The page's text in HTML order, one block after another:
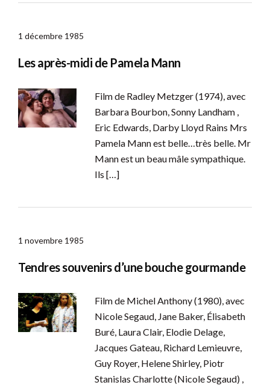
1 décembre 1985
Les après-midi de Pamela Mann
Film de Radley Metzger (1974), avec
Barbara Bourbon, Sonny Landham ,
Eric Edwards, Darby Lloyd Rains Mrs
Pamela Mann est belle…très belle. Mr
Mann est un beau mâle sympathique.
Ils […]
1 novembre 1985
Tendres souvenirs d’une bouche gourmande
Film de Michel Anthony (1980), avec
Nicole Segaud, Jane Baker, Élisabeth
Buré, Laura Clair, Elodie Delage,
Jacques Gateau, Richard Lemieuvre,
Guy Royer, Helene Shirley, Piotr
Stanislas Charlotte (Nicole Segaud) ,